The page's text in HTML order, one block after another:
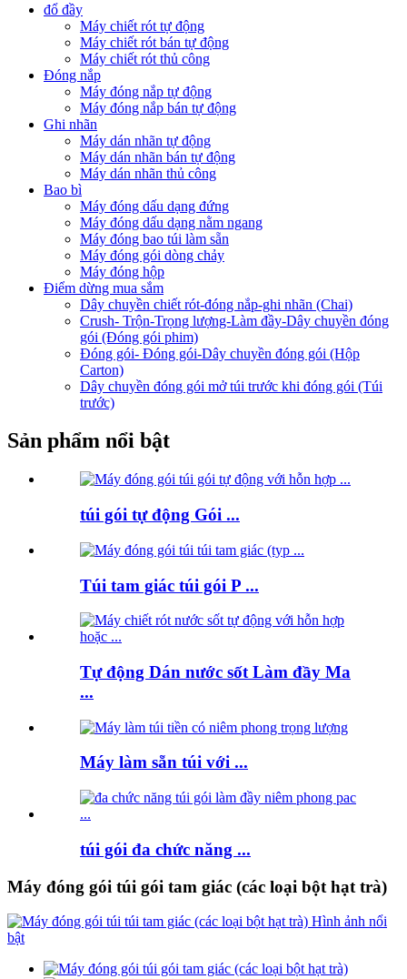
đổ đầy
Máy chiết rót tự động
Máy chiết rót bán tự động
Máy chiết rót thủ công
Đóng nắp
Máy đóng nắp tự động
Máy đóng nắp bán tự động
Ghi nhãn
Máy dán nhãn tự động
Máy dán nhãn bán tự động
Máy dán nhãn thủ công
Bao bì
Máy đóng dấu dạng đứng
Máy đóng dấu dạng nằm ngang
Máy đóng bao túi làm sẵn
Máy đóng gói dòng chảy
Máy đóng hộp
Điểm dừng mua sắm
Dây chuyền chiết rót-đóng nắp-ghi nhãn (Chai)
Crush- Trộn-Trọng lượng-Làm đầy-Dây chuyền đóng
gói (Đóng gói phim)
Đóng gói- Đóng gói-Dây chuyền đóng gói (Hộp
Carton)
Dây chuyền đóng gói mở túi trước khi đóng gói (Túi
trước)
Sản phẩm nổi bật
túi gói tự động Gói ...
Túi tam giác túi gói P ...
Tự động Dán nước sốt Làm đầy Ma
...
Máy làm sẵn túi với ...
túi gói đa chức năng ...
Máy đóng gói túi gói tam giác (các loại bột hạt trà)